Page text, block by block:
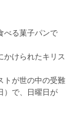
べる菓子パンで
かけられたキリス
トが世の中の受難
）で、日曜日が